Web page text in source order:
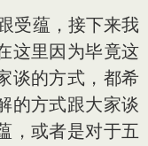
蕴，接下来我
这里因为毕竟这
谈的方式，都希
的方式跟大家谈
，或者是对于五